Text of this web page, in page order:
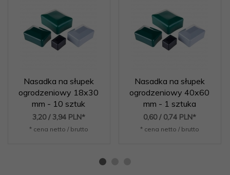
Nasadka na słupek
ogrodzeniowy 18x30
mm - 10 sztuk
3,20 / 3,94 PLN*
* cena netto / brutto
Nasadka na słupek
ogrodzeniowy 40x60
mm - 1 sztuka
0,60 / 0,74 PLN*
* cena netto / brutto